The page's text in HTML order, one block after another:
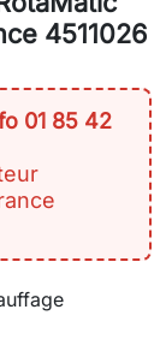
4511026
01 85 42